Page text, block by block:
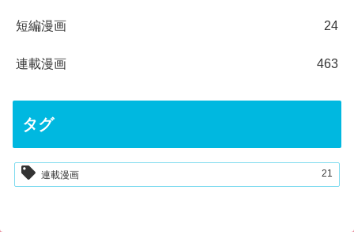
短編漫画 24
連載漫画 463
タグ
連載漫画 21